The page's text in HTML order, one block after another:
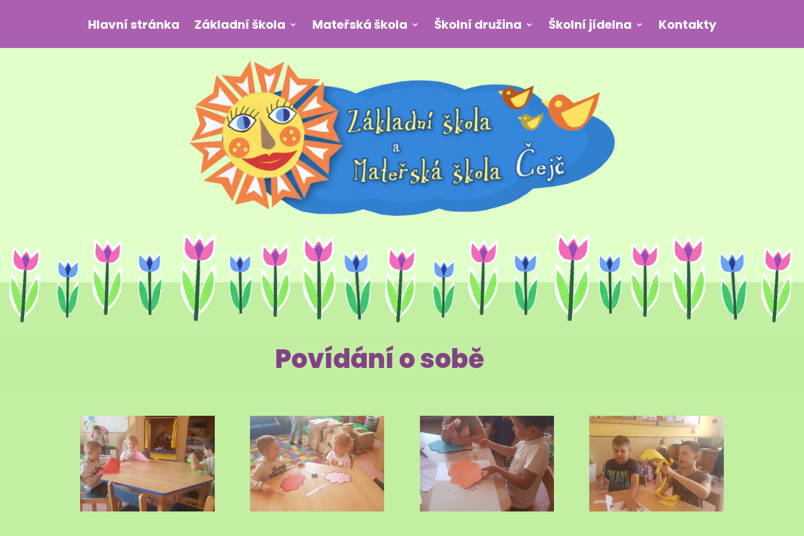
Hlavní stránka Základní škola Mateřská škola Školní družina Školní jídelna Kontakty
Povídání o sobě